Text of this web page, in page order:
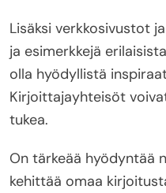
Lisäksi verkkosivustot
ja esimerkkejä
olla hyödyllistä
Kirjoittajayhteisöt
tukea.
On tärkeää hyödyntää
kehittää omaa